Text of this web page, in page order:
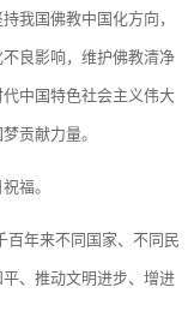
我国佛教中国化方向，
良影响，维护佛教清净
中国特色社会主义伟大
贡献力量。
福。
百年来不同国家、不同民
、推动文明进步、增进